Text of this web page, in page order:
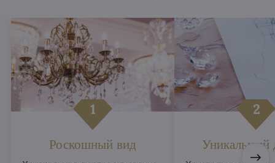
Роскошный вид Уникальный